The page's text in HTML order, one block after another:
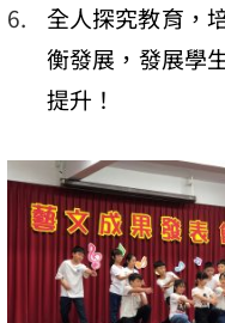
全人探究教育，
衡發展，發展學
提升！